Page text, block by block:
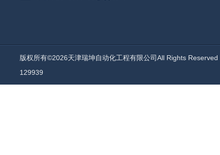
版权所有©2026天津瑞坤自动化工程有限公司All Rights
129939